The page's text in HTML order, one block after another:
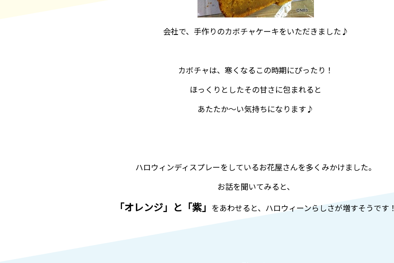
会社で、手作りのカボチャケーキをいただきました♪
カボチャは、寒くなるこの時期にぴったり！
ほっくりとしたその甘さに包まれると
あたたか～い気持ちになります♪
ハロウィンディスプレーをしているお花屋さんを多くみかけました。
お話を聞いてみると、
「オレンジ」と「紫」 をあわせると、ハロウィーンらしさが増すそうです！